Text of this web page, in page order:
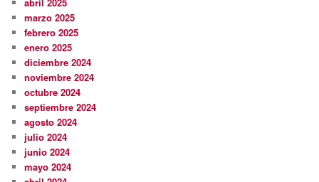
marzo 2025
febrero 2025
enero 2025
diciembre 2024
noviembre 2024
octubre 2024
septiembre 2024
agosto 2024
julio 2024
junio 2024
mayo 2024